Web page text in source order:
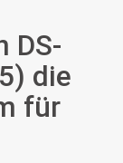
DS-
die
für